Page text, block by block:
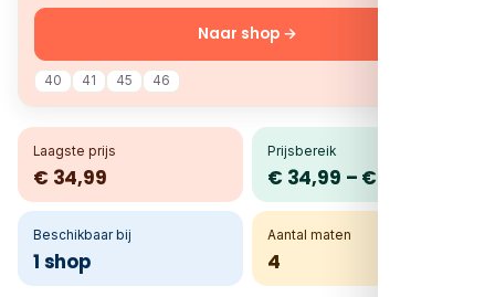
40 41 45 46
Naar shop →
Laagste prijs
€ 34,99
Prijsbereik
€ 34,99 – € 34,99
Beschikbaar bij
1 shop
Aantal maten
4